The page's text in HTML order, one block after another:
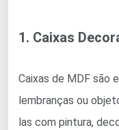
1. Caixas
Caixas de MDF são
lembranças ou
las com pintura,